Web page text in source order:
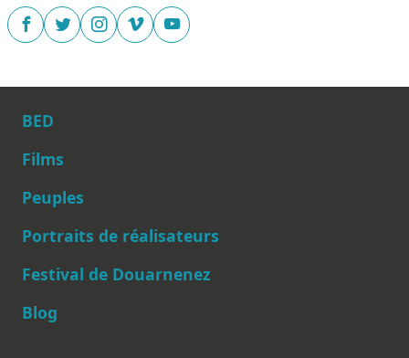
Main navigation
BED
Films
Peuples
Portraits de réalisateurs
Festival de Douarnenez
Blog